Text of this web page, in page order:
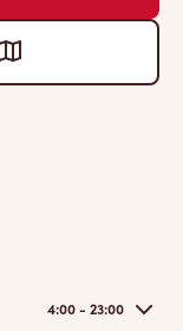
4:00 - 23:00